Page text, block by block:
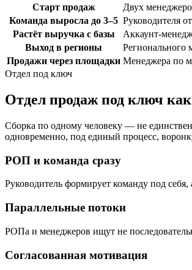
Старт продаж
Двух
Команда выросла до 3–5 Руководителя
Растёт выручка с базы
Аккаунт-
Выход в регионы
Регионального
Продажи через площадки Менеджера по
Отдел под ключ
Отдел продаж под ключ
Сборка по одному человеку — не
одновременно, под единый процесс,
РОП и команда сразу
Руководитель формирует команду под
Параллельные потоки
РОПа и менеджеров ищут не
Согласованная мотивация